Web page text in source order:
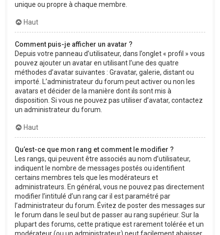
unique ou propre à chaque membre.
Haut
Comment puis-je afficher un avatar ?
Depuis votre panneau d’utilisateur, dans l’onglet « profil » vous
pouvez ajouter un avatar en utilisant l’une des quatre
méthodes d’avatar suivantes : Gravatar, galerie, distant ou
importé. L’administrateur du forum peut activer ou non les
avatars et décider de la manière dont ils sont mis à
disposition. Si vous ne pouvez pas utiliser d’avatar, contactez
un administrateur du forum.
Haut
Qu’est-ce que mon rang et comment le modifier ?
Les rangs, qui peuvent être associés au nom d’utilisateur,
indiquent le nombre de messages postés ou identifient
certains membres tels que les modérateurs et
administrateurs. En général, vous ne pouvez pas directement
modifier l’intitulé d’un rang car il est paramétré par
l’administrateur du forum. Évitez de poster des messages sur
le forum dans le seul but de passer au rang supérieur. Sur la
plupart des forums, cette pratique est rarement tolérée et un